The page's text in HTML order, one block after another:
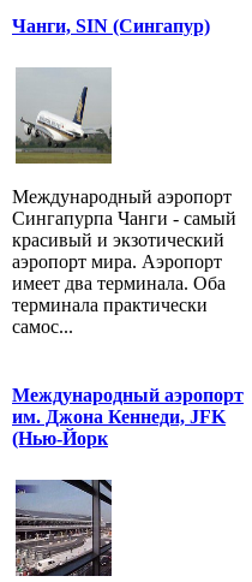
Чанги, SIN (Сингапур)
Международный аэропорт
Сингапурпа Чанги - самый
красивый и экзотический
аэропорт мира. Аэропорт
имеет два терминала. Оба
терминала практически
самос...
Международный аэропорт
им. Джона Кеннеди, JFK
(Нью-Йорк